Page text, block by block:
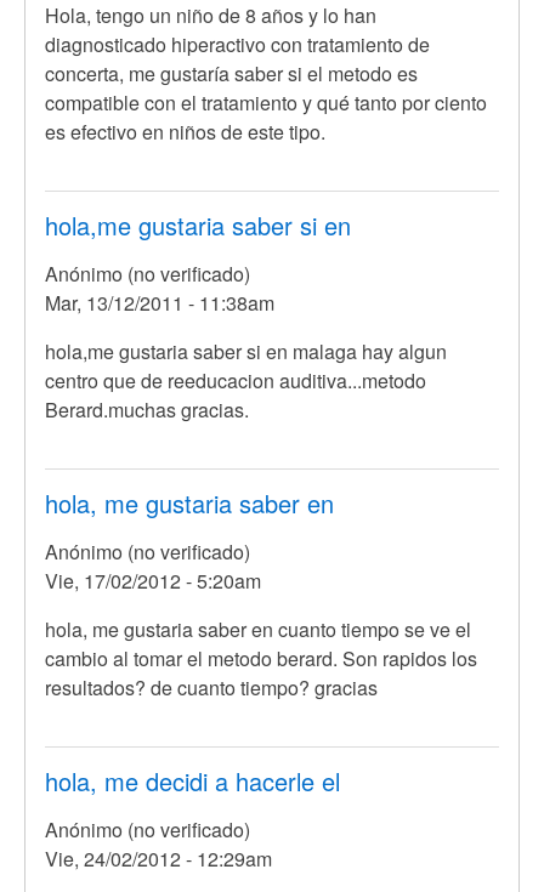
Hola, tengo un niño de 8 años y lo han
diagnosticado hiperactivo con tratamiento de
concerta, me gustaría saber si el metodo es
compatible con el tratamiento y qué tanto por ciento
es efectivo en niños de este tipo.
hola,me gustaria saber si en
Anónimo (no verificado)
Mar, 13/12/2011 - 11:38am
hola,me gustaria saber si en malaga hay algun
centro que de reeducacion auditiva...metodo
Berard.muchas gracias.
hola, me gustaria saber en
Anónimo (no verificado)
Vie, 17/02/2012 - 5:20am
hola, me gustaria saber en cuanto tiempo se ve el
cambio al tomar el metodo berard. Son rapidos los
resultados? de cuanto tiempo? gracias
hola, me decidi a hacerle el
Anónimo (no verificado)
Vie, 24/02/2012 - 12:29am